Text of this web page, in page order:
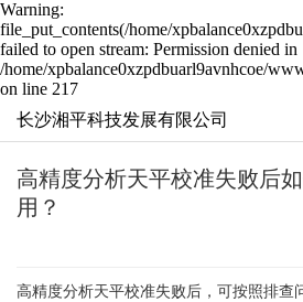
Warning:
file_put_contents(/home/
failed to open stream: Permission denied in
/home/xpbalance0xzpdbuarl9avnhcoe/
on line 217
长沙湘平科技发展有限公司
高精度分析天平校准失败后
用？
高精度分析天平校准失败后，可按照排查